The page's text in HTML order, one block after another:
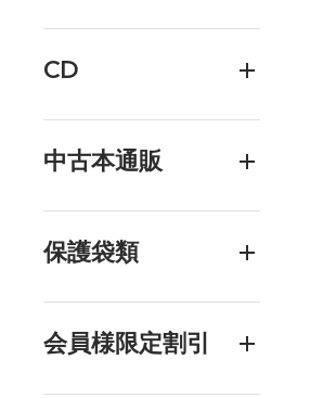
CD
中古本通販
保護袋類
会員様限定割引